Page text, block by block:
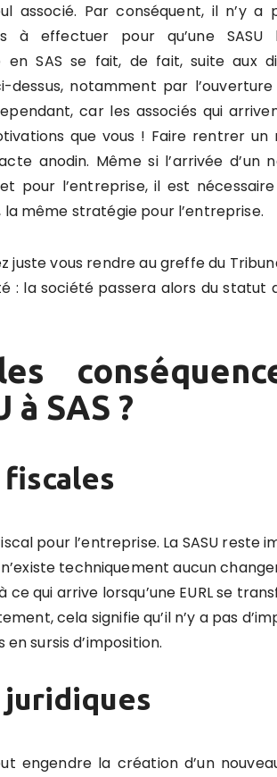
associé. Par conséquent, il n’y a
à effectuer pour qu’une SASU
en SAS se fait, de fait, suite aux
dessus, notamment par
car les associés qui
que vous ! Faire rentrer un
anodin. Même si l’arrivée d’un
pour l’entreprise, il est nécessaire
la même stratégie pour l’entreprise.
juste vous rendre au greffe du
: la société passera alors du statut
à SAS ?
fiscales
pour l’entreprise. La SASU reste
n’existe techniquement aucun
qui arrive lorsqu’une EURL se
cela signifie qu’il n’y a pas
sursis d’imposition.
juridiques
engendre la création d’un